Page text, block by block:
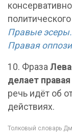
Правые эсеры.
Правая
10. Фраза
делает правая
речь идёт об
действиях.
Толковый словарь